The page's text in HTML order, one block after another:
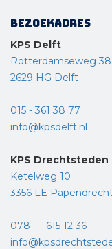
Bezoekadres
KPS Delft
Rotterdamseweg
2629 HG Delft
015 - 361 38 77
info@kpsdelft.nl
KPS Drechtsteden
Ketelweg 10
3356 LE
078 – 615 12 36